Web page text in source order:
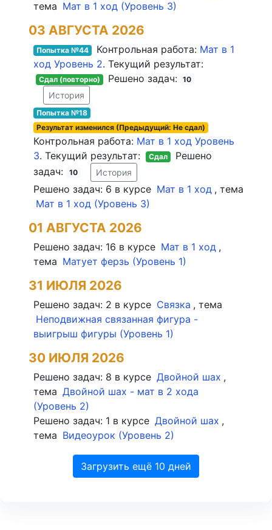
тема Мат в 1 ход (Уровень 3)
03 АВГУСТА 2026
Попытка №44 Контрольная работа: Мат в 1
ход Уровень 2. Текущий результат:
Сдал (повторно) Решено задач: 10
История
Попытка №18
Результат изменился (Предыдущий: Не сдал)
Контрольная работа: Мат в 1 ход Уровень
3. Текущий результат: Сдал
Решено
задач:
10 История
Решено задач: 6 в курсе Мат в 1 ход , тема
Мат в 1 ход (Уровень 3)
01 АВГУСТА 2026
Решено задач: 16 в курсе Мат в 1 ход ,
тема Матует ферзь (Уровень 1)
31 ИЮЛЯ 2026
Решено задач: 2 в курсе Связка , тема
Неподвижная связанная фигура -
выигрыш фигуры (Уровень 1)
30 ИЮЛЯ 2026
Решено задач: 8 в курсе Двойной шах ,
тема Двойной шах - мат в 2 хода
(Уровень 2)
Решено задач: 1 в курсе Двойной шах ,
тема Видеоурок (Уровень 2)
Загрузить ещё 10 дней